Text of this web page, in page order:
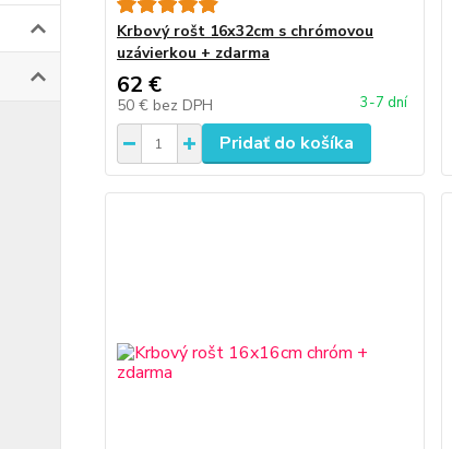
Krbový rošt 16x32cm s chrómovou
uzávierkou + zdarma
62 €
50 € bez DPH 3-7 dní
Pridať do košíka